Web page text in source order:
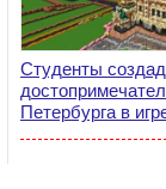
Студенты
Петербурга в